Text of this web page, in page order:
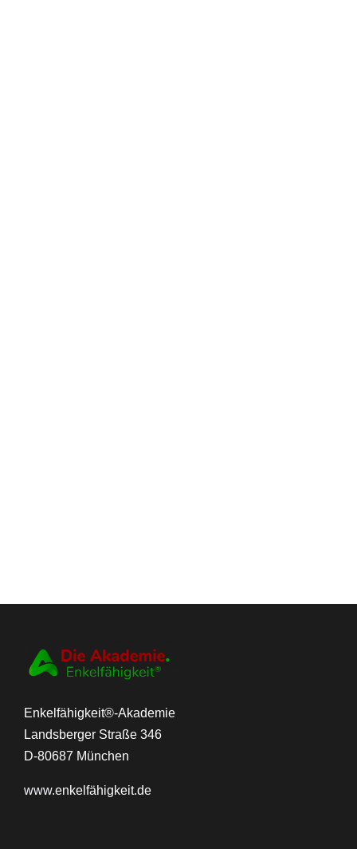
Enkelfähigkeit®-Akademie
Landsberger Straße 346
D-80687 München
www.enkelfähigkeit.de